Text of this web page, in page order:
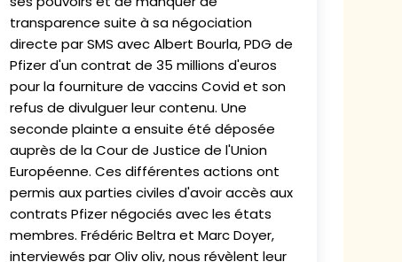
transparence suite à sa négociation
directe par SMS avec Albert Bourla, PDG de
Pfizer d'un contrat de 35 millions d'euros
pour la fourniture de vaccins Covid et son
refus de divulguer leur contenu. Une
seconde plainte a ensuite été déposée
auprès de la Cour de Justice de l'Union
Européenne. Ces différentes actions ont
permis aux parties civiles d'avoir accès aux
contrats Pfizer négociés avec les états
membres. Frédéric Beltra et Marc Doyer,
interviewés par Oliv oliv, nous révèlent leur